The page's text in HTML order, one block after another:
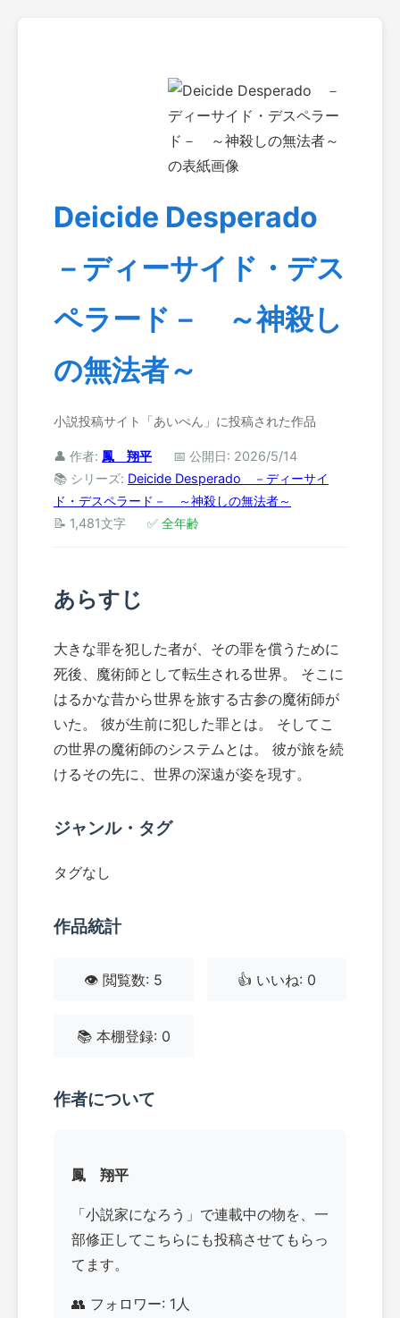
Deicide Desperado
－ディーサイド・デス
ペラード－ ～神殺し
の無法者～
小説投稿サイト「あいぺん」に投稿された作品
👤 作者: 鳳 翔平
📅 公開日: 2026/5/14
📚 シリーズ: Deicide Desperado －ディーサイ
ド・デスペラード－ ～神殺しの無法者～
📝 1,481文字
✅ 全年齢
あらすじ
大きな罪を犯した者が、その罪を償うために
死後、魔術師として転生される世界。 そこに
はるかな昔から世界を旅する古参の魔術師が
いた。 彼が生前に犯した罪とは。 そしてこ
の世界の魔術師のシステムとは。 彼が旅を続
けるその先に、世界の深遠が姿を現す。
ジャンル・タグ
タグなし
作品統計
👁️ 閲覧数: 5 👍 いいね: 0
📚 本棚登録: 0
作者について
鳳 翔平
「小説家になろう」で連載中の物を、一
部修正してこちらにも投稿させてもらっ
てます。
👥 フォロワー: 1人